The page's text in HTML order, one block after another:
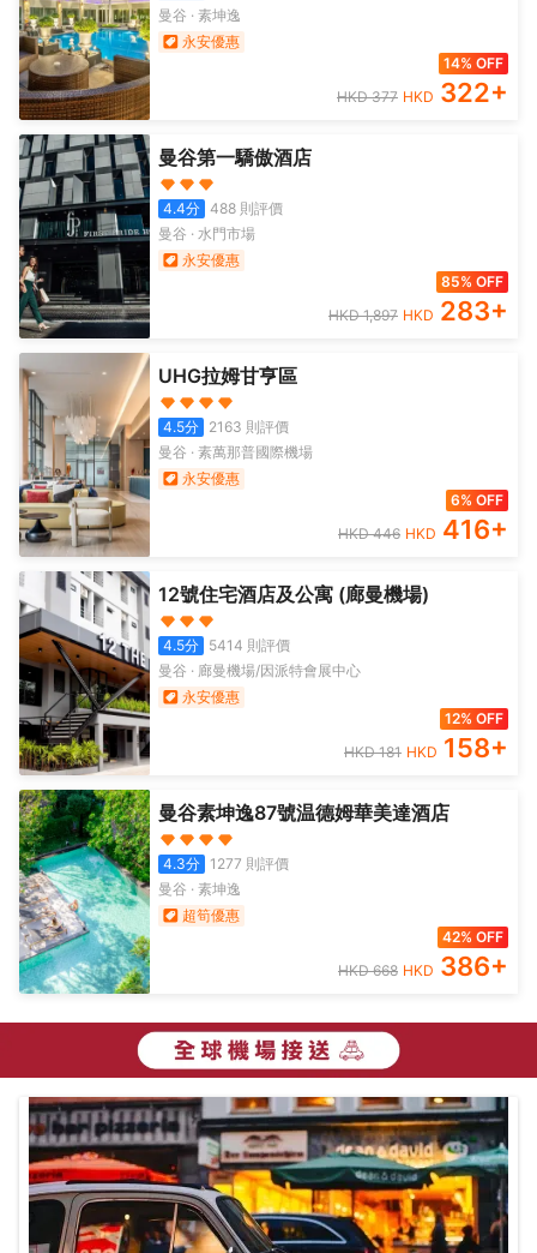
曼谷 · 素坤逸
永安優惠
14% OFF
HKD377 HKD 322+
曼谷第一驕傲酒店
4.4分 488則評價
曼谷 · 水門市場
永安優惠
85% OFF
HKD1,897 HKD 283+
UHG拉姆甘亨區
4.5分 2163 則評價
曼谷 · 素萬那普國際機場
永安優惠
6% OFF
HKD446 HKD 416+
12號住宅酒店及公寓 (廊曼機場)
4.5分 5414 則評價
曼谷 · 廊曼機場/因派特會展中心
永安優惠
12% OFF
HKD181 HKD 158+
曼谷素坤逸87號温德姆華美達酒店
4.3分 1277 則評價
曼谷 · 素坤逸
超筍優惠
42% OFF
HKD668 HKD 386+